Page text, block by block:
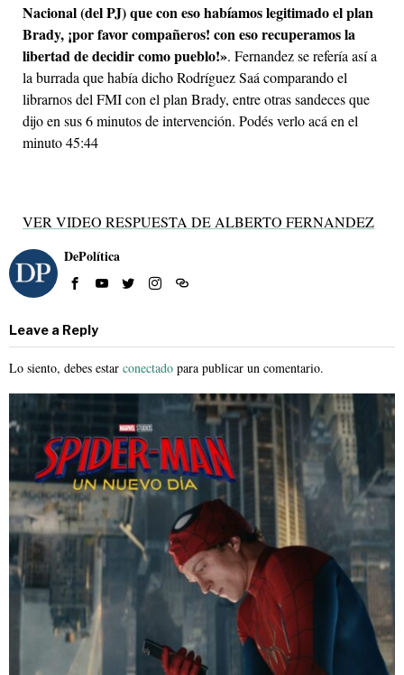
Nacional (del PJ) que con eso habíamos legitimado el plan
Brady, ¡por favor compañeros! con eso recuperamos la
libertad de decidir como pueblo!». Fernandez se refería así a
la burrada que había dicho Rodríguez Saá comparando el
librarnos del FMI con el plan Brady, entre otras sandeces que
dijo en sus 6 minutos de intervención. Podés verlo acá en el
minuto 45:44
VER VIDEO RESPUESTA DE ALBERTO FERNANDEZ
DePolítica
Leave a Reply
Lo siento, debes estar conectado para publicar un comentario.